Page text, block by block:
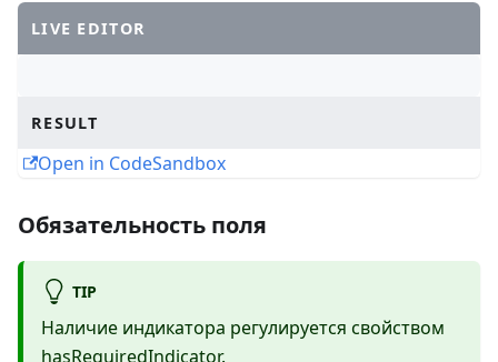
LIVE EDITOR
RESULT
Open in CodeSandbox
Обязательность поля
TIP
Наличие индикатора регулируется свойством
hasRequiredIndicator.